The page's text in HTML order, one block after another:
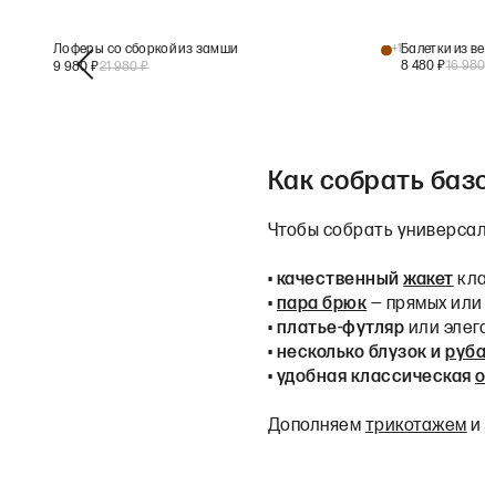
Лоферы со сборкой из замши
9 980 ₽21 980₽
+1Балетки из
8 480 ₽16 980
Как собрать
Чтобы собрать
• качественныйжакет
• пара брюк — прямых
• платье-футляр или
• несколько блузок и
• удобная классическая
Дополняем трикотажем и